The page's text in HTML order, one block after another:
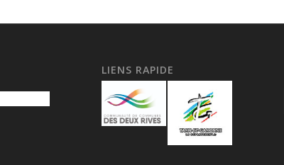
LIENS RAPIDE